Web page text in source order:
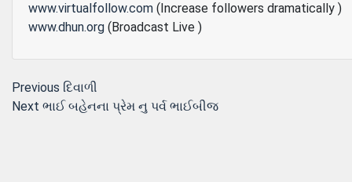
www.virtualfollow.com (Increase followers dramatically )
www.dhun.org (Broadcast Live )
Post
navigation
Previous Previous
post:
દિવાળી
Next Next
ભાઈ બહેનના પ્રેમ નુ પર્વ ભાઈબીજ